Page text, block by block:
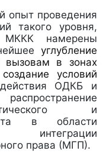
опыт проведения
такого уровня,
намерены
углубление
вызовам в зонах
создание условий
ОДКБ и
и
в области
права (МГП).